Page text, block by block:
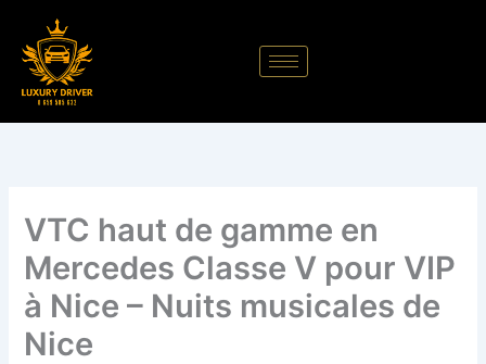
contenu
VTC haut de gamme en
Mercedes Classe V pour VIP
à Nice – Nuits musicales de
Nice